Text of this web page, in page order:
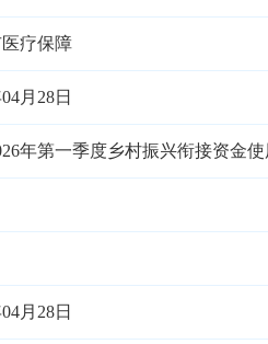
疗保障
月28日
年第一季度乡村振兴衔接资金
月28日